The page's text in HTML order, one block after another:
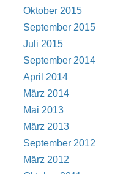
Oktober 2015
September 2015
Juli 2015
September 2014
April 2014
März 2014
Mai 2013
März 2013
September 2012
März 2012